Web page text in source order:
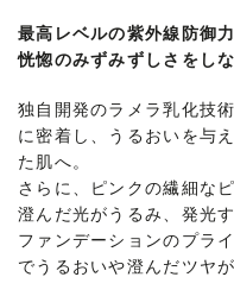
最高レベルの紫外線防御力
恍惚のみずみずしさをし
独自開発のラメラ乳化技
に密着し、うるおいを与
た肌へ。
さらに、ピンクの繊細な
澄んだ光がうるみ、発光
ファンデーションのプラ
でうるおいや澄んだツヤが